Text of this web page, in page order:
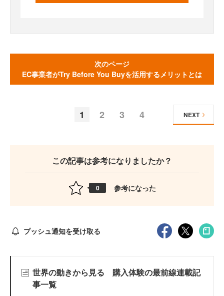
次のページ
EC事業者がTry Before You Buyを活用するメリットとは
1 2 3 4 NEXT
この記事は参考になりましたか？
0 参考になった
プッシュ通知を受け取る
世界の動きから見る 購入体験の最前線連載記
事一覧